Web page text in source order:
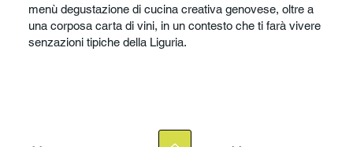
menù degustazione di cucina creativa genovese, oltre a
una corposa carta di vini, in un contesto che ti farà vivere
senzazioni tipiche della Liguria.